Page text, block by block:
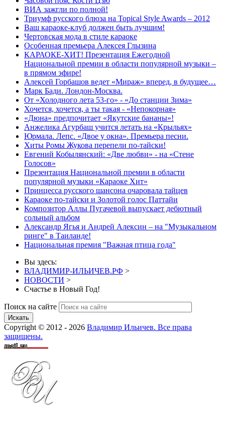
ВИА зажгли по полной!
Триумф русского блюза на Topical Style Awards – 2012
Ваш караоке-клуб должен быть лучшим!
Чертовская мода в стиле караоке
Особенная премьера Алексея Глызина
КАРАОКЕ-ХИТ! Презентация Ежегодной
Национальной премии в области популярной музыки –
в прямом эфире!
Алексей Горбашов ведет «Мираж» вперед, в будущее…
Марк Бади. Лондон-Москва.
От «Холодного лета 53-го» - «До станции Зима»
Хочется, хочется, а ты такая - «Непокорная»
«Дюна» предпочитает «Якутские бананы»!
Анжелика Агурбаш учится летать на «Крыльях»
Юрмала. Лепс. «Двое у окна». Премьера песни.
Хиты Ромы Жукова перепели по-тайски!
Евгений Кобылянский: «Две любви» - на «Стене
Голосов»
Презентация Национальной премии в области
популярной музыки «Караоке Хит»
Принцесса русского шансона очаровала тайцев
Караоке по-тайски и Золотой голос Паттайи
Композитор Аллы Пугачевой выпускает дебютный
сольный альбом
Александр Ягья и Андрей Алексин – на "Музыкальном
ринге" в Таиланде!
Национальная премия "Важная птица года"
Вы здесь:
ВЛАДИМИР-ИЛЬИЧЕВ.РФ >
НОВОСТИ >
Счастье в Новый Год!
Поиск на сайте
Искать
Copyright © 2012 - 2026 Владимир Ильичев. Все права
защищены.